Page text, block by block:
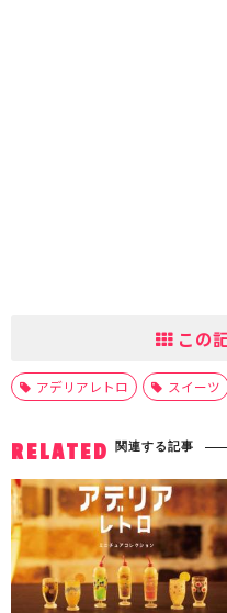
この
アデリアレトロ スイーツ
RELATED 関連する記事